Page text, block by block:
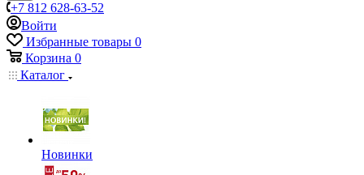
+7 812 628-63-52
Войти
Избранные товары 0
Корзина 0
Каталог
Новинки